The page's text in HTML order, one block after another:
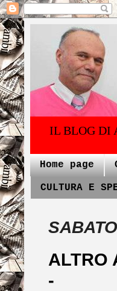
IL BLOG DI
Home page
CULTURA E
ALTRO
-